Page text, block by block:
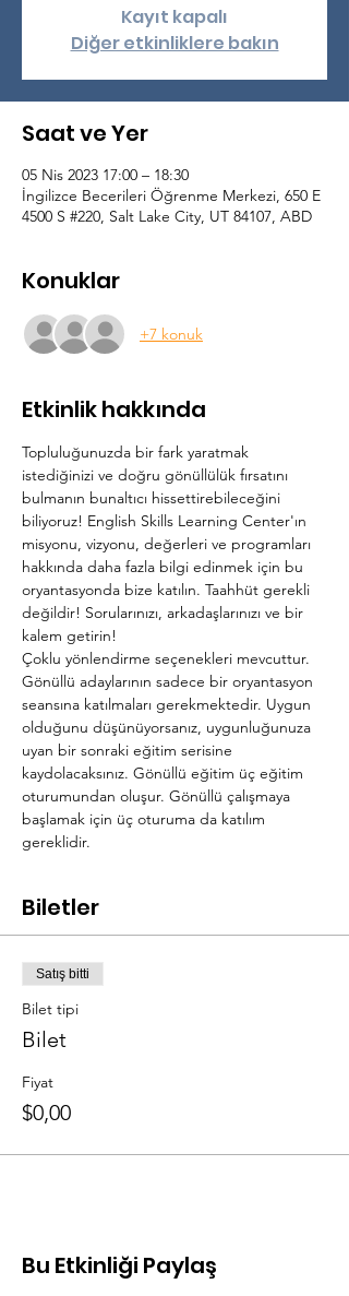
Kayıt kapalı
Diğer etkinliklere bakın
Saat ve Yer
05 Nis 2023 17:00 – 18:30
İngilizce Becerileri Öğrenme Merkezi, 650 E
4500 S #220, Salt Lake City, UT 84107, ABD
Konuklar
+7 konuk
Etkinlik hakkında
Topluluğunuzda bir fark yaratmak
istediğinizi ve doğru gönüllülük fırsatını
bulmanın bunaltıcı hissettirebileceğini
biliyoruz! English Skills Learning Center'ın
misyonu, vizyonu, değerleri ve programları
hakkında daha fazla bilgi edinmek için bu
oryantasyonda bize katılın. Taahhüt gerekli
değildir! Sorularınızı, arkadaşlarınızı ve bir
kalem getirin!
Çoklu yönlendirme seçenekleri mevcuttur.
Gönüllü adaylarının sadece bir oryantasyon
seansına katılmaları gerekmektedir. Uygun
olduğunu düşünüyorsanız, uygunluğunuza
uyan bir sonraki eğitim serisine
kaydolacaksınız. Gönüllü eğitim üç eğitim
oturumundan oluşur. Gönüllü çalışmaya
başlamak için üç oturuma da katılım
gereklidir.
Biletler
Satış bitti
Bilet tipi
Bilet
Fiyat
$0,00
Bu Etkinliği Paylaş